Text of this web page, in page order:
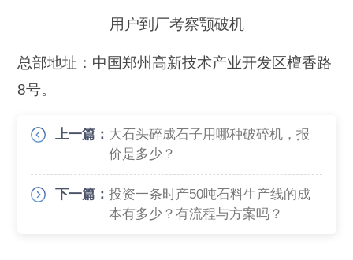
用户到厂考察颚破机
总部地址：中国郑州高新技术产业开发区檀香路
8号。
上一篇： 大石头碎成石子用哪种破碎机，报
价是多少？
下一篇：投资一条时产50吨石料生产线的成
本有多少？有流程与方案吗？